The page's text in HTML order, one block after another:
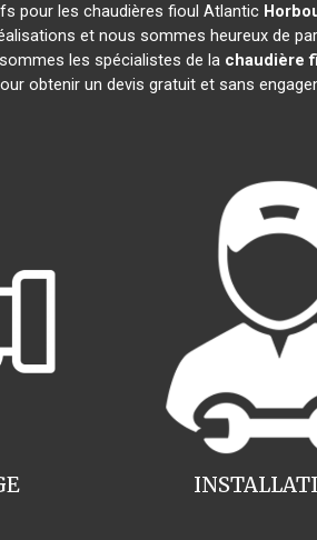
pour les chaudières fioul Atlantic
et nous sommes heureux de
les spécialistes de la chaudière
obtenir un devis gratuit et sans